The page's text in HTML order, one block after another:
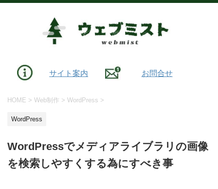
サイト案内 お問合せ
HOME > Web制作 > WordPress >
WordPress
WordPressでメディアライブラリの画像
を検索しやすくする為にすべき事